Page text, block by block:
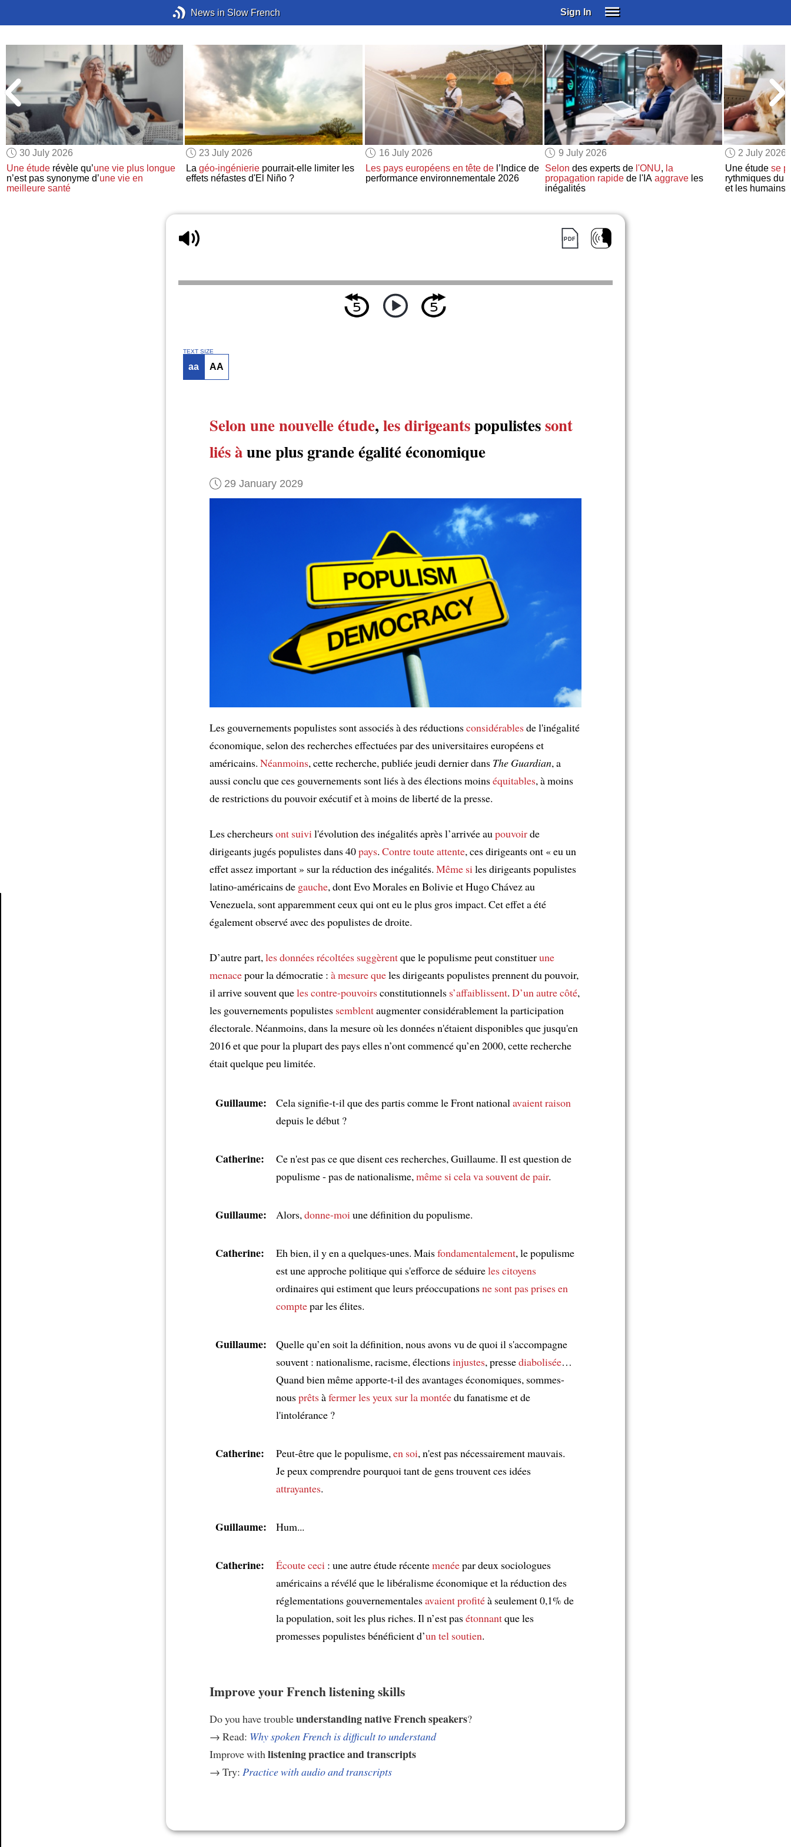
News in Slow French Sign In
SUBSCRIBE
EDUCATIONAL LICENSES
GIFT CARDS
OTHER LANGUAGES
ABOUT US
ALEXA
ADJUST COLORS
30 July 2026
Une étuderévèle qu’une vie plus longue
n’est pas synonyme d’une vie en
meilleure santé
23 July 2026
La géo-ingénieriepourrait-elle limiter les
effets néfastes d'El Niño ?
16 July 2026
Les pays européens en tête de l’Indice de
performance environnementale 2026
9 July 2026
Selon des experts de l'ONU, la
propagation rapide de l'IAaggrave les
inégalités
2 July 2026
Une étude se
rythmiques du
et les humains
TEXT SIZE
aa AA
Selon une nouvelle étude, les dirigeantspopulistessont
liés àune plus grande égalité économique
29 January 2029
Les gouvernements populistes sont associés à des réductionsconsidérablesde l'inégalité
économique, selon des recherches effectuées par des universitaires européens et
américains. Néanmoins, cette recherche, publiée jeudi dernier dans The Guardian, a
aussi conclu que ces gouvernements sont liés à des élections moinséquitables, à moins
de restrictions du pouvoir exécutif et à moins de liberté de la presse.
Les chercheursont suivil'évolution des inégalités après l’arrivée aupouvoirde
dirigeants jugés populistes dans 40pays. Contre toute attente, ces dirigeants ont « eu un
effet assez important » sur la réduction des inégalités. Même siles dirigeants populistes
latino-américains de gauche, dont Evo Morales en Bolivie et Hugo Chávez au
Venezuela, sont apparemment ceux qui ont eu le plus gros impact. Cet effet a été
également observé avec des populistes de droite.
D’autre part,les données récoltées suggèrentque le populisme peut constituerune
menacepour la démocratie : à mesure queles dirigeants populistes prennent du pouvoir,
il arrive souvent queles contre-pouvoirsconstitutionnels s’affaiblissent. D’un autre côté,
les gouvernements populistes semblentaugmenter considérablement la participation
électorale. Néanmoins, dans la mesure où les données n'étaient disponibles que jusqu'en
2016 et que pour la plupart des pays elles n’ont commencé qu’en 2000, cette recherche
était quelque peu limitée.
Guillaume: Cela signifie-t-il que des partis comme le Front nationalavaient raison
depuis le début ?
Catherine:
Ce n'est pas ce que disent ces recherches, Guillaume. Il est question de
populisme - pas de nationalisme,même si cela va souvent de pair.
Guillaume: Alors,donne-moiune définition du populisme.
Catherine: Eh bien, il y en a quelques-unes. Maisfondamentalement, le populisme
est une approche politique qui s'efforce de séduireles citoyens
ordinaires qui estiment que leurs préoccupationsne sont pas prises en
comptepar les élites.
Guillaume:
Quelle qu’en soit la définition, nous avons vu de quoi il s'accompagne
souvent : nationalisme, racisme, électionsinjustes, pressediabolisée…
Quand bien même apporte-t-il des avantages économiques, sommes-
nousprêtsàfermer les yeux surla montéedu fanatisme et de
l'intolérance ?
Catherine: Peut-être que le populisme,en soi, n'est pas nécessairement mauvais.
Je peux comprendre pourquoi tant de gens trouvent ces idées
attrayantes.
Guillaume: Hum...
Catherine: Écoute ceci : une autre étude récentemenéepar deux sociologues
américains a révélé que le libéralisme économique et la réduction des
réglementations gouvernementalesavaient profitéà seulement 0,1% de
la population, soit les plus riches. Il n’est pasétonnantque les
promesses populistes bénéficient d’un tel soutien.
Improve your French listening skills
Do you have troubleunderstanding native French speakers?
→ Read: Why spoken French is difficult to understand
Improve with listening practice and transcripts
→ Try: Practice with audio and transcripts